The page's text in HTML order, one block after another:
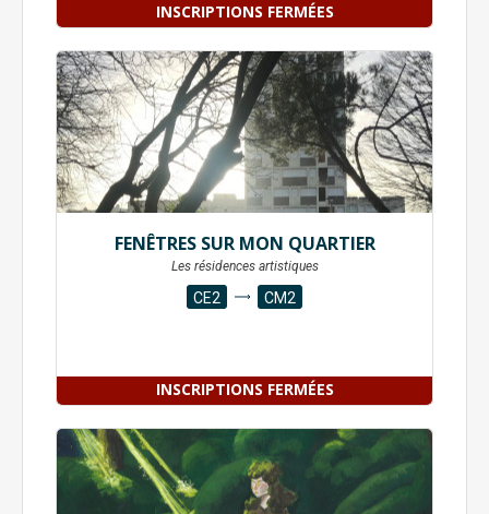
INSCRIPTIONS FERMÉES
INSCRIPTIONS FERMÉES
FENÊTRES SUR MON QUARTIER
Les résidences artistiques
CE2 CM2